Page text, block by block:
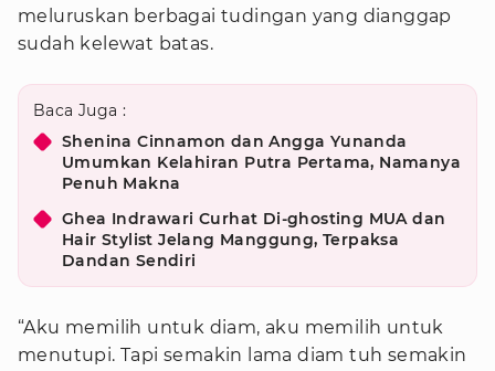
meluruskan berbagai tudingan yang dianggap
sudah kelewat batas.
Baca Juga :
Shenina Cinnamon dan Angga Yunanda
Umumkan Kelahiran Putra Pertama, Namanya
Penuh Makna
Ghea Indrawari Curhat Di-ghosting MUA dan
Hair Stylist Jelang Manggung, Terpaksa
Dandan Sendiri
“Aku memilih untuk diam, aku memilih untuk
menutupi. Tapi semakin lama diam tuh semakin